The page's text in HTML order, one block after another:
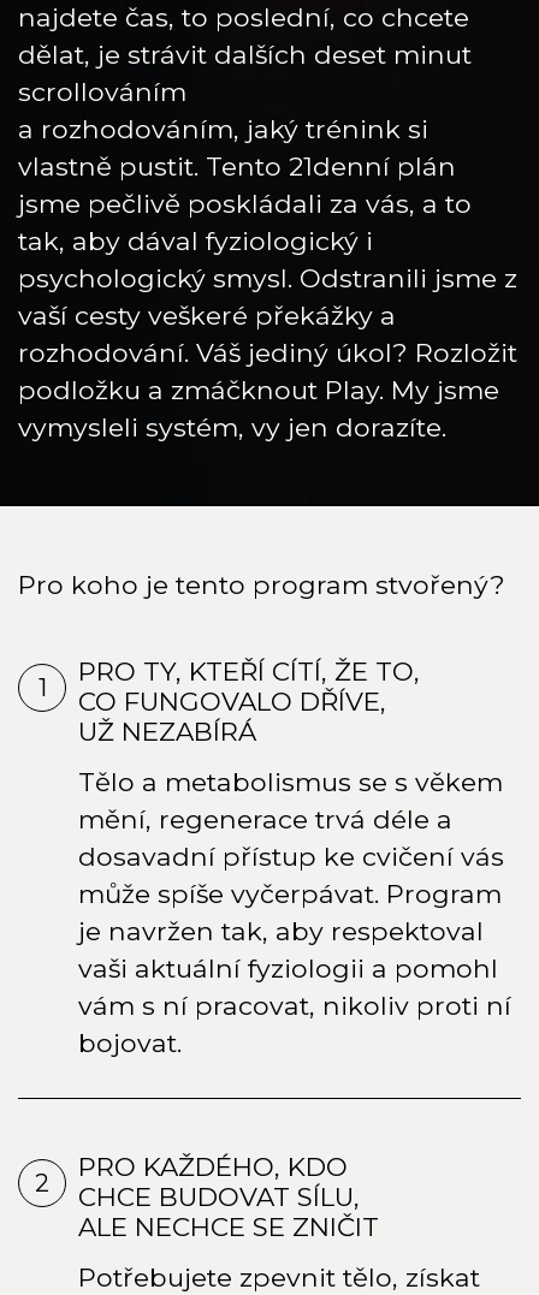
najdete čas, to poslední, co chcete
dělat, je strávit dalších deset minut
scrollováním
a rozhodováním, jaký trénink si
vlastně pustit. Tento 21denní plán
jsme pečlivě poskládali za vás, a to
tak, aby dával fyziologický i
psychologický smysl. Odstranili jsme z
vaší cesty veškeré překážky a
rozhodování. Váš jediný úkol? Rozložit
podložku a zmáčknout Play. My jsme
vymysleli systém, vy jen dorazíte.
Pro koho je tento program stvořený?
1
PRO TY, KTEŘÍ CÍTÍ, ŽE TO,
CO FUNGOVALO DŘÍVE,
UŽ NEZABÍRÁ
Tělo a metabolismus se s věkem
mění, regenerace trvá déle a
dosavadní přístup ke cvičení vás
může spíše vyčerpávat. Program
je navržen tak, aby respektoval
vaši aktuální fyziologii a pomohl
vám s ní pracovat, nikoliv proti ní
bojovat.
2
PRO KAŽDÉHO, KDO
CHCE BUDOVAT SÍLU,
ALE NECHCE SE ZNIČIT
Potřebujete zpevnit tělo, získat